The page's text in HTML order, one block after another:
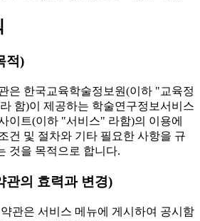
적)
은 한국교육학술정보원(이하 "교육정
함)이 제공하는 학술연구정보서비스
이트(이하 "서비스" 라함)의 이용에
건 및 절차와 기타 필요한 사항을 규
것을 목적으로 합니다.
관의 효력과 변경)
관은 서비스 메뉴에 게시하여 공시함